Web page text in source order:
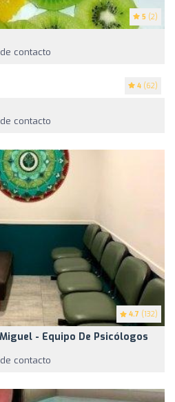
5 (2)
contacto
4 (62)
contacto
4.7 (132)
- Equipo De Psicólogos
contacto